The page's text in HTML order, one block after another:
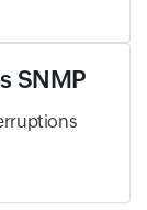
SNMP